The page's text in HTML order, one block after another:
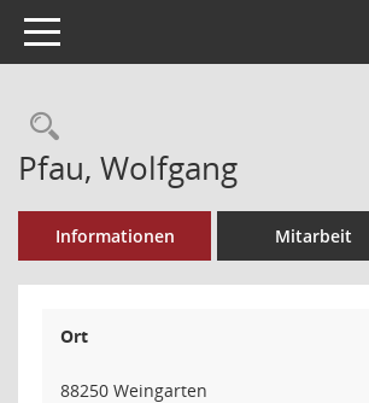
Toggle navigation
Rechercheauswahl
Pfau, Wolfgang
Informationen Mitarbeit
Ort
88250 Weingarten